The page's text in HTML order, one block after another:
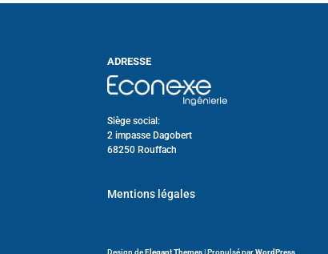
ADRESSE
Siège social:
2 impasse Dagobert
68250 Rouffach
Mentions légales
Design deElegant Themes| Propulsé parWordPress